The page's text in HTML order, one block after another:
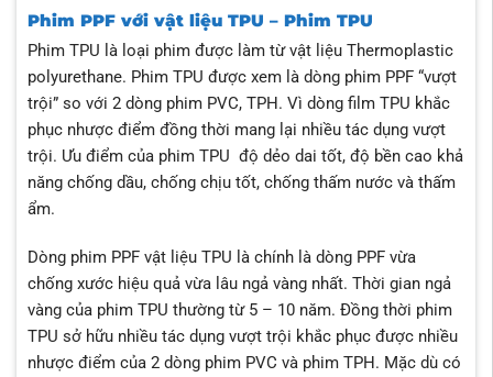
Phim PPF với vật liệu TPU – Phim TPU
Phim TPU là loại phim được làm từ vật liệu Thermoplastic
polyurethane. Phim TPU được xem là dòng phim PPF “vượt
trội” so với 2 dòng phim PVC, TPH. Vì dòng film TPU khắc
phục nhược điểm đồng thời mang lại nhiều tác dụng vượt
trội. Ưu điểm của phim TPU độ dẻo dai tốt, độ bền cao khả
năng chống dầu, chống chịu tốt, chống thấm nước và thấm
ẩm.
Dòng phim PPF vật liệu TPU là chính là dòng PPF vừa
chống xước hiệu quả vừa lâu ngả vàng nhất. Thời gian ngả
vàng của phim TPU thường từ 5 – 10 năm. Đồng thời phim
TPU sở hữu nhiều tác dụng vượt trội khắc phục được nhiều
nhược điểm của 2 dòng phim PVC và phim TPH. Mặc dù có